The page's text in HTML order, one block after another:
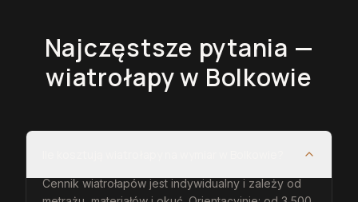
Najczęstsze pytania —
wiatrołapyw Bolkowie
Cennik wiatrołapów jest indywidualny i zależy od